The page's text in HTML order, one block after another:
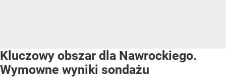
Kluczowy obszar dla Nawrockiego.
Wymowne wyniki sondażu